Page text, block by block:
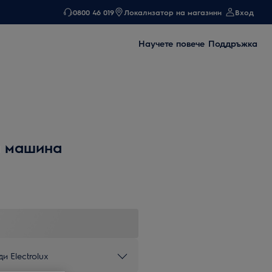
0800 46 019 Локализатор на магазини Вход
Научете повече Поддръжка
машина
Electrolux